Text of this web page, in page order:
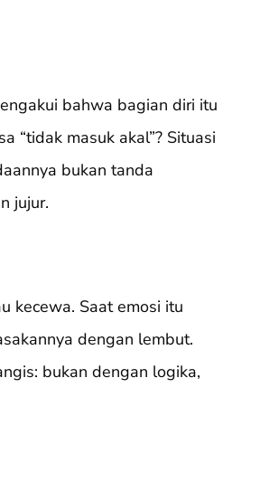
bahwa bagian diri itu
“tidak masuk akal”? Situasi
bukan tanda
jujur.
kecewa. Saat emosi itu
dengan lembut.
bukan dengan logika,